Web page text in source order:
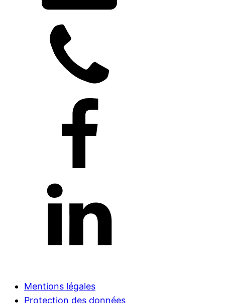
Mentions légales
Protection des données